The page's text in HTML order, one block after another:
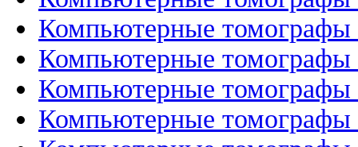
Компьютерные
Компьютерные томографы
Компьютерные
Компьютерные томографы